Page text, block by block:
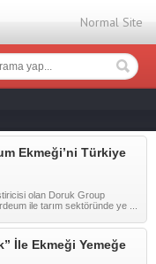
Normal Site
Ekmeği’ni Türkiye
olan Doruk Group
ile tarım sektöründe ye ...
İle Ekmeği Yemeğe